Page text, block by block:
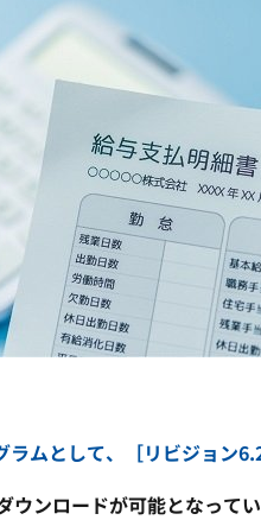
ラムとして、［リビジョン
ンロードが可能となってい